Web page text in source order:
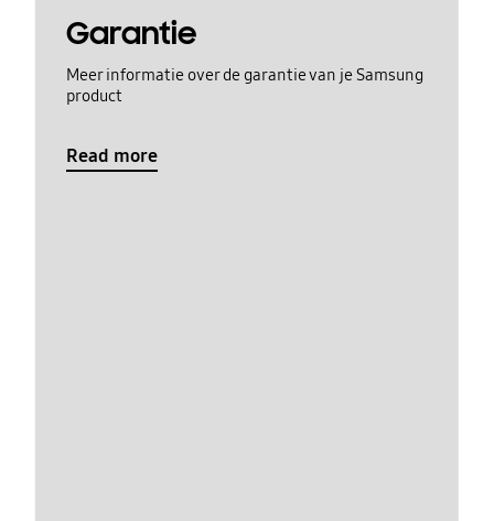
Garantie
Meer informatie over de garantie van je Samsung
product
Read more